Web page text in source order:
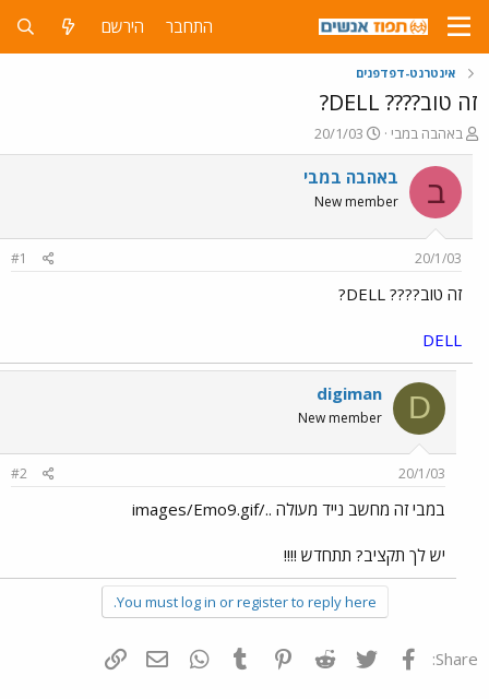
התחבר הירשם
אינטרנט-דפדפנים
זה טוב???? DELL?
פ
ו
ת
ח
ה
ש
א
באהבה במבי
פ
ו
ר
ם
ר
20/1/03
ב באהבה במבי
New member
20/1/03
#1
זה טוב???? DELL?
DELL
D
digiman
New member
20/1/03
#2
במבי זה מחשב נייד מעולה ../images/Emo9.gif
יש לך תקציב? תתחדש !!!!
You must log in or register to reply here.
Share: פייסבוק Twitter
Reddit
Pinterest
Tumblr
WhatsAppדואר אלקטרוני